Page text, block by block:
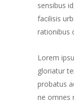
sensibus
facilisis
rationibus
Lorem
gloriatur
probatus
ne omnes